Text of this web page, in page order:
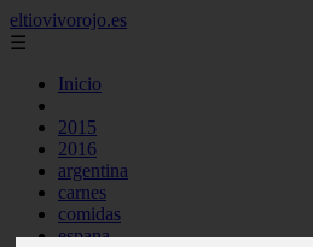
eltiovivorojo.es
☰
Inicio
2015
2016
argentina
carnes
comidas
espana